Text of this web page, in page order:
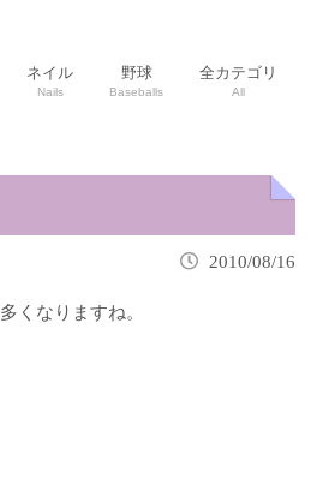
ネイル
Nails
野球
Baseballs
全カテゴリ
All
2010/08/16
くなりますね。